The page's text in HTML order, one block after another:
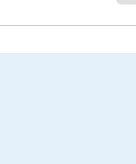
本款▶
魚腥味▶
三倍強效▶